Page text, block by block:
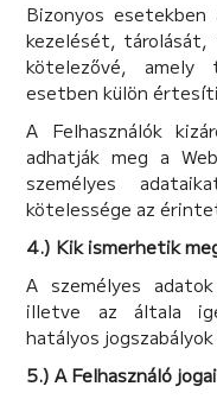
Bizonyos
kezelését, tárolását,
kötelezővé, amely
esetben külön
A Felhasználók
adhatják meg a
személyes
kötelessége az
4.) Kik ismerhetik
A személyes
illetve az általa
hatályos
5.) A Felhasználó